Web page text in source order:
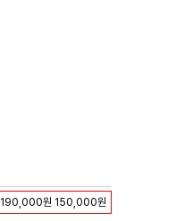
190,000원 150,000원